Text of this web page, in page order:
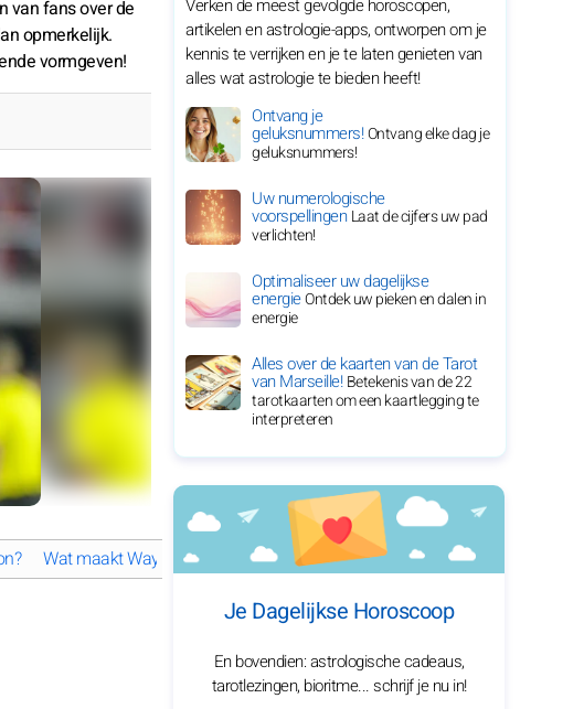
van fans over de
opmerkelijk.
vormgeven!
Wat maakt Wayne Rooney een voetbalicoon? Wayne Rooney: een reis
Verken de meest gevolgde horoscopen,
artikelen en astrologie-apps, ontworpen om je
kennis te verrijken en je te laten genieten van
alles wat astrologie te bieden heeft!
Ontvang je
geluksnummers!Ontvang elke dag je
geluksnummers!
Uw numerologische
voorspellingenLaat de cijfers uw pad
verlichten!
Optimaliseer uw dagelijkse
energieOntdek uw pieken en dalen in
energie
Alles over de kaarten van de Tarot
van Marseille!Betekenis van de 22
tarotkaarten om een kaartlegging te
interpreteren
Je Dagelijkse Horoscoop
En bovendien: astrologische cadeaus,
tarotlezingen, bioritme... schrijf je nu in!